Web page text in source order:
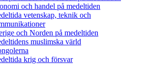
och handel på medeltiden
vetenskap, teknik och
och Norden på medeltiden
muslimska värld
krig och försvar